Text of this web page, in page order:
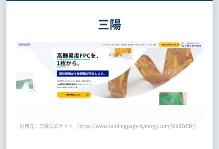
三陽
引用元：三陽公式サイト（https://www.landingpage-synergy.com/6Ik8Yr0D/）